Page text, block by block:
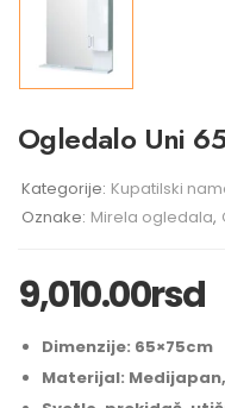
Ogledalo Uni
Kategorije: Kupatilski
Oznake: Mirela ogledala,
9,010.00rsd
Dimenzije: 65×75cm
Materijal: